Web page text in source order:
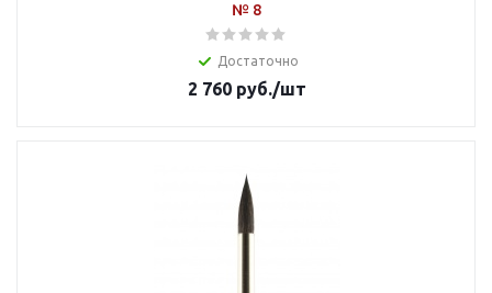
№ 8
Достаточно
2 760руб./шт